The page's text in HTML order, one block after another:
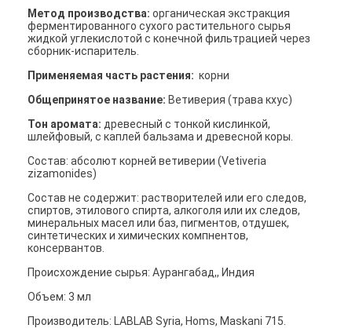
Метод производства: органическая экстракция
ферментированного сухого растительного сырья
жидкой углекислотой с конечной фильтрацией через
сборник-испаритель.
Применяемая часть растения: корни
Общепринятое название: Ветиверия (трава кхус)
Тон аромата: древесный с тонкой кислинкой,
шлейфовый, с каплей бальзама и древесной коры.
Состав: абсолют корней ветиверии (Vetiveria
zizamonides)
Состав не содержит: растворителей или его следов,
спиртов, этилового спирта, алкоголя или их следов,
минеральных масел или баз, пигментов, отдушек,
синтетических и химических компнентов,
консервантов.
Происхождение сырья: Аурангабад,, Индия
Объем: 3 мл
Производитель: LABLAB Syria, Homs, Maskani 715.